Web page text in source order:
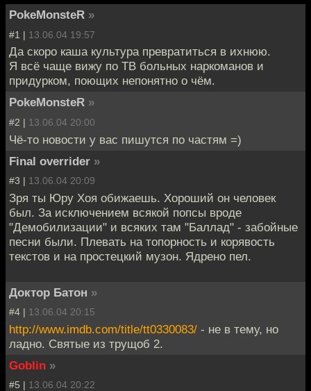
PokeMonsteR »
#1 | 13.06.04 19:57
Да скоро каша культура превратиться в ихнюю.
Я всё чаще вижу по ТВ больных наркоманов и
придурком, поющих непонятно о чём.
PokeMonsteR »
#2 | 13.06.04 20:00
Чё-то новости у вас пишутся по частям =)
Final overrider »
#3 | 13.06.04 20:09
Зря ты Юру Хоя обижаешь. Хороший он человек
был. За исключением всякой попсы вроде
"Демобилизации" и всяких там "Баллад" - забойные
песни были. Плевать на топорность и корявость
текстов и на простецкий музон. Ядрено пел.
Доктор Батон »
#4 | 13.06.04 20:15
http://www.imdb.com/title/tt0330083/ - не в тему, но
ладно. Святые из трущоб 2.
Goblin »
#5 | 13.06.04 20:22